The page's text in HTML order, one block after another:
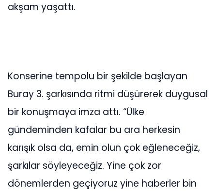
akşam yaşattı.
Konserine tempolu bir şekilde başlayan
Buray 3. şarkısında ritmi düşürerek duygusal
bir konuşmaya imza attı. “Ülke
gündeminden kafalar bu ara herkesin
karışık olsa da, emin olun çok eğleneceğiz,
şarkılar söyleyeceğiz. Yine çok zor
dönemlerden geçiyoruz yine haberler bin